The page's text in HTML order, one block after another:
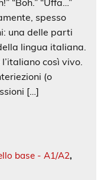
“Boh.” “Uffa…”
spesso
una delle parti
lingua italiana.
così vivo.
(o
[…]
base - A1/A2,